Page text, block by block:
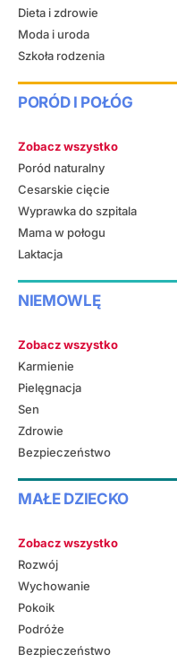
Dieta i zdrowie
Moda i uroda
Szkoła rodzenia
PORÓD I POŁÓG
Zobacz wszystko
Poród naturalny
Cesarskie cięcie
Wyprawka do szpitala
Mama w połogu
Laktacja
NIEMOWLĘ
Zobacz wszystko
Karmienie
Pielęgnacja
Sen
Zdrowie
Bezpieczeństwo
MAŁE DZIECKO
Zobacz wszystko
Rozwój
Wychowanie
Pokoik
Podróże
Bezpieczeństwo